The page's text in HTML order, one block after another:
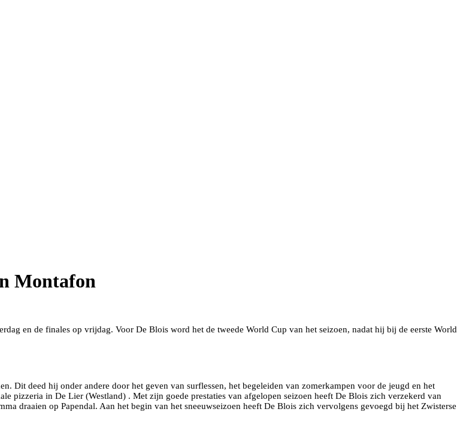
Montafon
en de finales op vrijdag. Voor De Blois word het de tweede World Cup van het seizoen, nadat hij bij de eerste World
Dit deed hij onder andere door het geven van surflessen, het begeleiden van zomerkampen voor de jeugd en het
pizzeria in De Lier (Westland) . Met zijn goede prestaties van afgelopen seizoen heeft De Blois zich verzekerd van
draaien op Papendal. Aan het begin van het sneeuwseizoen heeft De Blois zich vervolgens gevoegd bij het Zwisterse